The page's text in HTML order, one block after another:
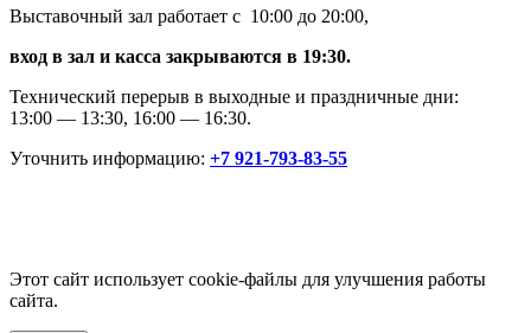
Выставочный зал работает с 10:00 до 20:00,
вход в зал и касса закрываются в 19:30.
Технический перерыв в выходные и праздничные дни:
13:00 — 13:30, 16:00 — 16:30.
Уточнить информацию: +7 921-793-83-55
Этот сайт использует cookie-файлы для улучшения работы
сайта.